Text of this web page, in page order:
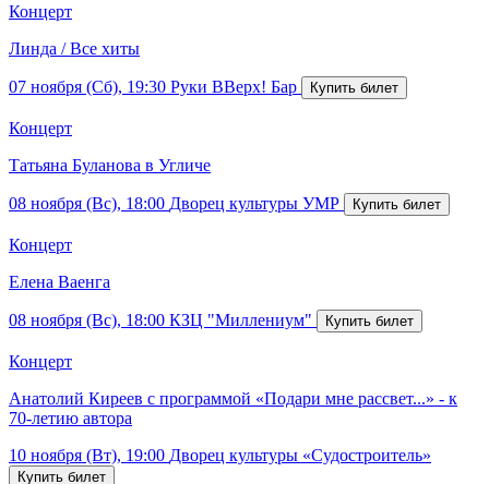
Концерт
Линда / Все хиты
07 ноября (Сб), 19:30 Руки ВВерх! Бар
Концерт
Татьяна Буланова в Угличе
08 ноября (Вс), 18:00 Дворец культуры УМР
Концерт
Елена Ваенга
08 ноября (Вс), 18:00 КЗЦ "Миллениум"
Концерт
Анатолий Киреев с программой «Подари мне рассвет...» - к
70-летию автора
10 ноября (Вт), 19:00 Дворец культуры «Судостроитель»